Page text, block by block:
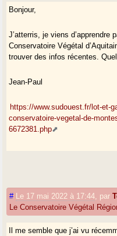
Bonjour,
J’atterris, je viens d’apprendre
Conservatoire Végétal
trouver des infos récentes.
Jean-Paul
https://www.sudouest.fr/lot-et-
conservatoire-vegetal-de-
6672381.php
# Le 17 mai 2022 à 17:44 par
Le Conservatoire Végétal
Il me semble que j’ai vu